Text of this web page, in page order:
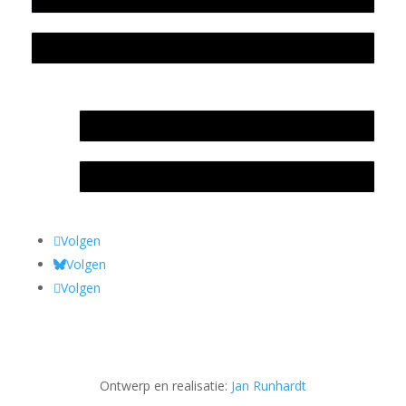
Volgen
Volgen
Volgen
Ontwerp en realisatie: Jan Runhardt